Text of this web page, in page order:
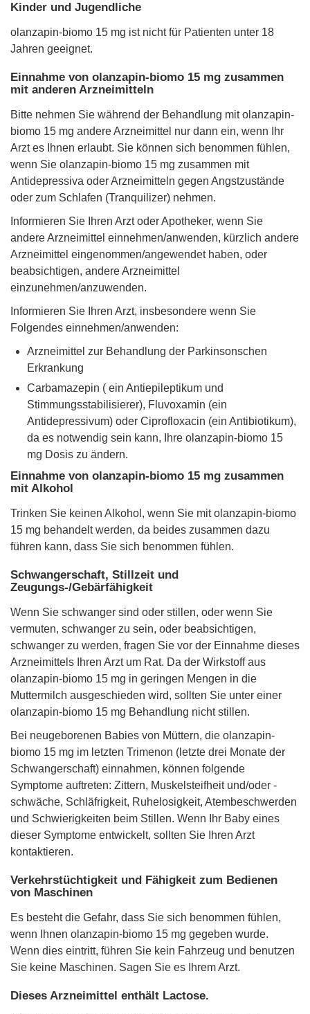
Kinder und Jugendliche
olanzapin-biomo 15 mg ist nicht für Patienten unter 18
Jahren geeignet.
Einnahme von olanzapin-biomo 15 mg zusammen
mit anderen Arzneimitteln
Bitte nehmen Sie während der Behandlung mit olanzapin-
biomo 15 mg andere Arzneimittel nur dann ein, wenn Ihr
Arzt es Ihnen erlaubt. Sie können sich benommen fühlen,
wenn Sie olanzapin-biomo 15 mg zusammen mit
Antidepressiva oder Arzneimitteln gegen Angstzustände
oder zum Schlafen (Tranquilizer) nehmen.
Informieren Sie Ihren Arzt oder Apotheker, wenn Sie
andere Arzneimittel einnehmen/anwenden, kürzlich andere
Arzneimittel eingenommen/angewendet haben, oder
beabsichtigen, andere Arzneimittel
einzunehmen/anzuwenden.
Informieren Sie Ihren Arzt, insbesondere wenn Sie
Folgendes einnehmen/anwenden:
Arzneimittel zur Behandlung der Parkinsonschen
Erkrankung
Carbamazepin ( ein Antiepileptikum und
Stimmungsstabilisierer), Fluvoxamin (ein
Antidepressivum) oder Ciprofloxacin (ein Antibiotikum),
da es notwendig sein kann, Ihre olanzapin-biomo 15
mg Dosis zu ändern.
Einnahme von olanzapin-biomo 15 mg zusammen
mit Alkohol
Trinken Sie keinen Alkohol, wenn Sie mit olanzapin-biomo
15 mg behandelt werden, da beides zusammen dazu
führen kann, dass Sie sich benommen fühlen.
Schwangerschaft, Stillzeit und
Zeugungs-/Gebärfähigkeit
Wenn Sie schwanger sind oder stillen, oder wenn Sie
vermuten, schwanger zu sein, oder beabsichtigen,
schwanger zu werden, fragen Sie vor der Einnahme dieses
Arzneimittels Ihren Arzt um Rat. Da der Wirkstoff aus
olanzapin-biomo 15 mg in geringen Mengen in die
Muttermilch ausgeschieden wird, sollten Sie unter einer
olanzapin-biomo 15 mg Behandlung nicht stillen.
Bei neugeborenen Babies von Müttern, die olanzapin-
biomo 15 mg im letzten Trimenon (letzte drei Monate der
Schwangerschaft) einnahmen, können folgende
Symptome auftreten: Zittern, Muskelsteifheit und/oder -
schwäche, Schläfrigkeit, Ruhelosigkeit, Atembeschwerden
und Schwierigkeiten beim Stillen. Wenn Ihr Baby eines
dieser Symptome entwickelt, sollten Sie Ihren Arzt
kontaktieren.
Verkehrstüchtigkeit und Fähigkeit zum Bedienen
von Maschinen
Es besteht die Gefahr, dass Sie sich benommen fühlen,
wenn Ihnen olanzapin-biomo 15 mg gegeben wurde.
Wenn dies eintritt, führen Sie kein Fahrzeug und benutzen
Sie keine Maschinen. Sagen Sie es Ihrem Arzt.
Dieses Arzneimittel enthält Lactose.